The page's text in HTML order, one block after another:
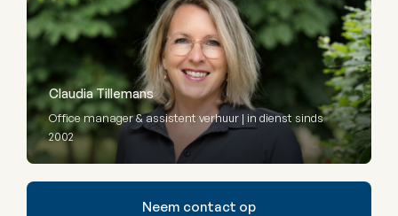
Claudia Tillemans
Office manager & assistent verhuur | in dienst sinds
2002
Neem contact op